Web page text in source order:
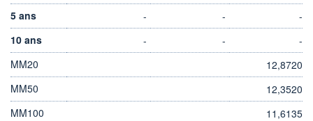
5 ans
- -
-
10 ans
- -
-
MM20
12,8720
MM50
12,3520
MM100
11,6135